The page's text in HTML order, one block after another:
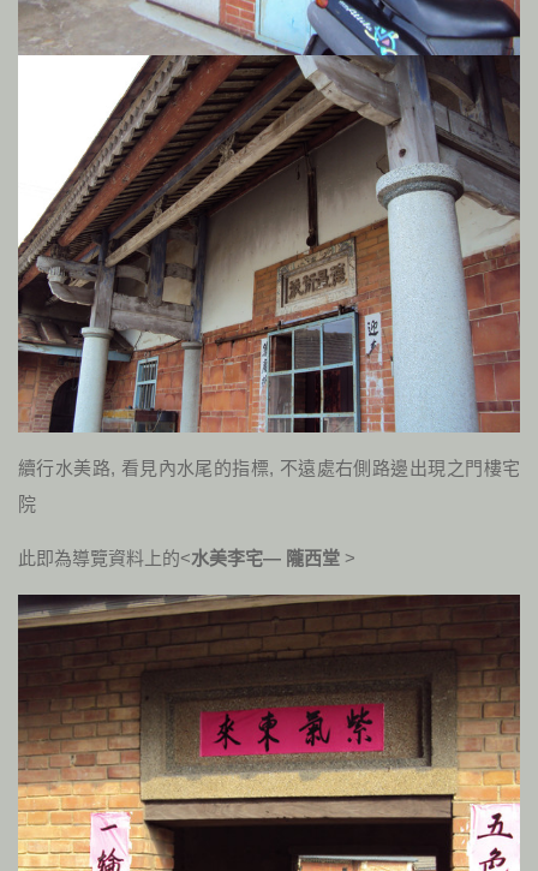
續行水美路, 看見內水尾的指標, 不遠處右側路邊出現之門樓宅
院
此即為導覽資料上的<水美李宅— 隴西堂 >